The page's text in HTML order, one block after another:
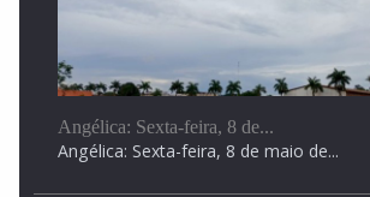
Angélica: Sexta-feira, 8 de...
Angélica: Sexta-feira, 8 de maio de...